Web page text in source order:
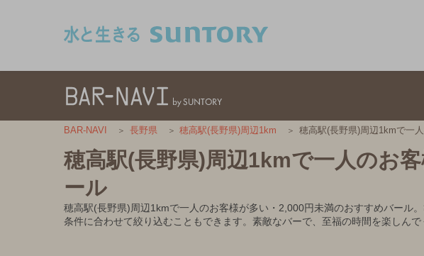
BAR-NAVI 長野県 穂高駅(長野県)周辺1km 穂高駅(長野県)周辺1kmで一
穂高駅(長野県)周辺1kmで一人のお
ール
穂高駅(長野県)周辺1kmで一人のお客様が多い・2,000円未満のおすすめバール
条件に合わせて絞り込むこともできます。素敵なバーで、至福の時間を楽しんで